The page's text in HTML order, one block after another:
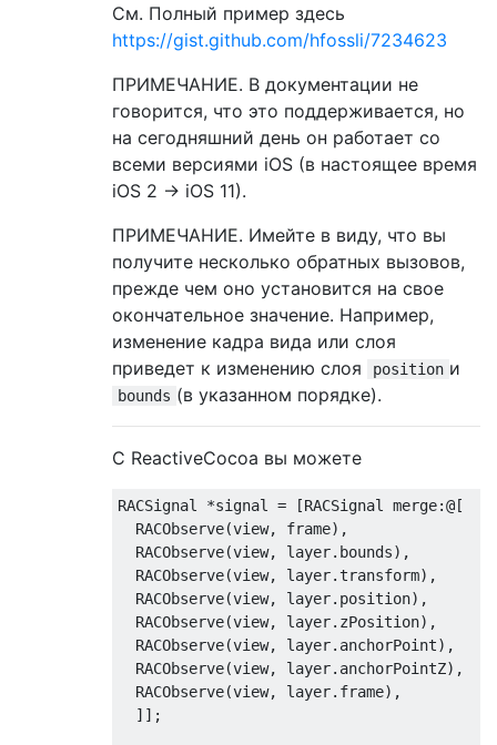
См. Полный пример здесь
https://gist.github.com/hfossli/7234623
ПРИМЕЧАНИЕ. В документации не
говорится, что это поддерживается, но
на сегодняшний день он работает со
всеми версиями iOS (в настоящее время
iOS 2 -> iOS 11).
ПРИМЕЧАНИЕ. Имейте в виду, что вы
получите несколько обратных вызовов,
прежде чем оно установится на свое
окончательное значение. Например,
изменение кадра вида или слоя
приведет к изменению слоя
position и
bounds (в указанном порядке).
С ReactiveCocoa вы можете
RACSignal *signal = [RACSignal merge:@[
  RACObserve(view, frame),
  RACObserve(view, layer.bounds),
  RACObserve(view, layer.transform),
  RACObserve(view, layer.position),
  RACObserve(view, layer.zPosition),
  RACObserve(view, layer.anchorPoint),
  RACObserve(view, layer.anchorPointZ),
  RACObserve(view, layer.frame),
  ]];